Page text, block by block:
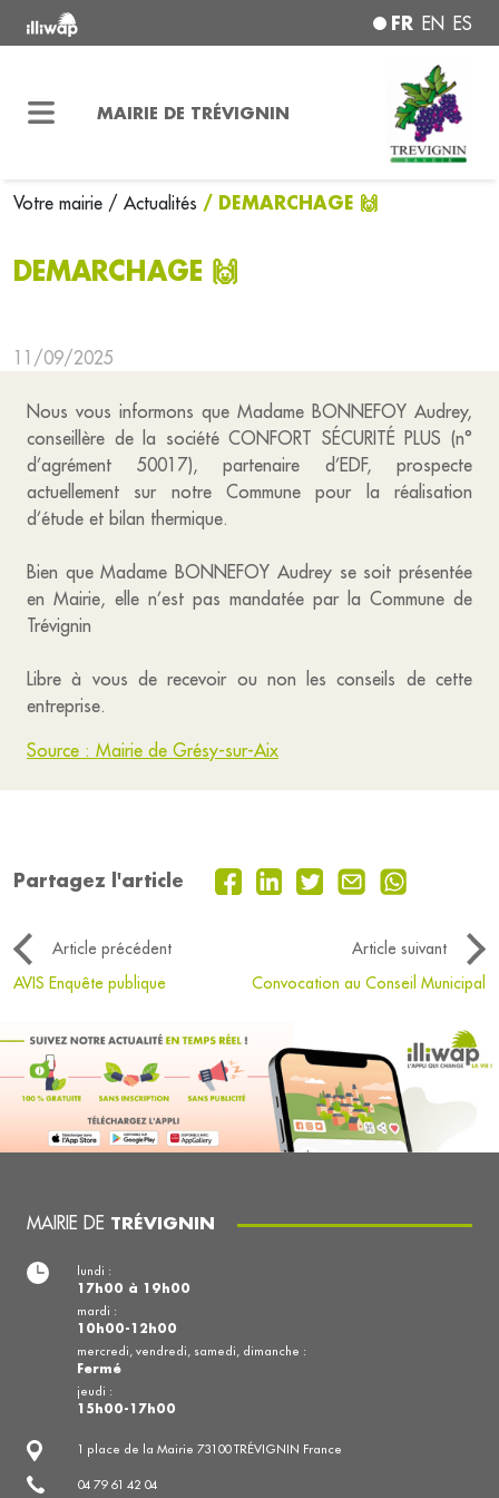
FR EN ES
MAIRIE DE TRÉVIGNIN
Votre mairie / Actualités / DEMARCHAGE 🙌
DEMARCHAGE 🙌
11/09/2025
Nous vous informons que Madame BONNEFOY Audrey,
conseillère de la société CONFORT SÉCURITÉ PLUS (n°
d’agrément 50017), partenaire d’EDF, prospecte
actuellement sur notre Commune pour la réalisation
d’étude et bilan thermique.
Bien que Madame BONNEFOY Audrey se soit présentée
en Mairie, elle n’est pas mandatée par la Commune de
Trévignin
Libre à vous de recevoir ou non les conseils de cette
entreprise.
Source : Mairie de Grésy-sur-Aix
Partagez l'article
Article précédent
Article suivant
AVIS Enquête publique
Convocation au Conseil Municipal
MAIRIE DE TRÉVIGNIN
1 place de la Mairie 73100 TRÉVIGNIN France
04 79 61 42 04
lundi :
17h00 à 19h00
mardi :
10h00-12h00
mercredi, vendredi, samedi, dimanche :
Fermé
jeudi :
15h00-17h00